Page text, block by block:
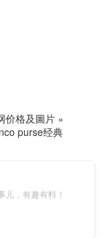
价格及圖片 »
purse经典
儿，有趣有料！